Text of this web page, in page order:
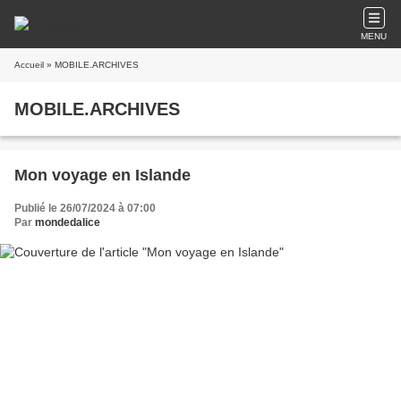
MENU
Accueil » MOBILE.ARCHIVES
MOBILE.ARCHIVES
Mon voyage en Islande
Publié le 26/07/2024 à 07:00
Par mondedalice